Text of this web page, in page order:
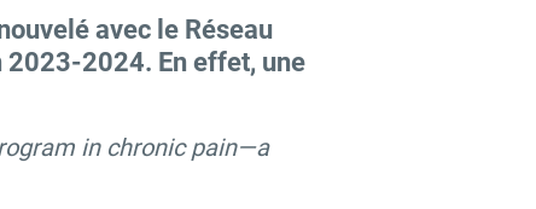
avec le Réseau
2023-2024. En effet, une
in chronic pain—a